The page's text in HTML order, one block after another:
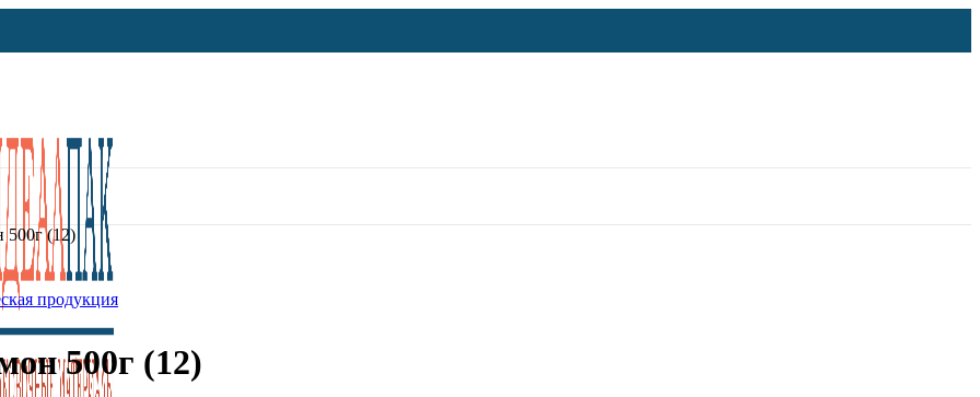
продукция
500г (12)
500г (12)